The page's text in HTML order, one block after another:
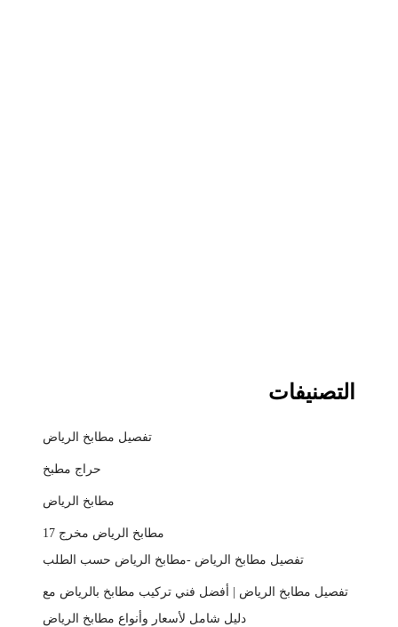
التصنيفات
تفصيل مطابخ الرياض
حراج مطبخ
مطابخ الرياض
مطابخ الرياض مخرج 17
تفصيل مطابخ الرياض -مطابخ الرياض حسب الطلب
تفصيل مطابخ الرياض | أفضل فني تركيب مطابخ بالرياض مع
دليل شامل لأسعار وأنواع مطابخ الرياض